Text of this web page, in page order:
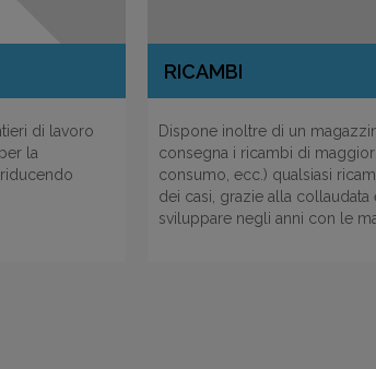
di lavoro
la
RICAMBI
Dispone inoltre di un
consegna i ricambi di
consumo, ecc.) qualsiasi
dei casi, grazie alla
sviluppare negli anni con le